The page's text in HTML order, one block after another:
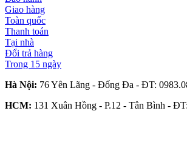
Giao hàng
Toàn quốc
Thanh toán
Tại nhà
Đổi trả hàng
Trong 15 ngày
Hà Nội: 76 Yên Lãng - Đống Đa - ĐT:
HCM: 131 Xuân Hồng - P.12 - Tân Bình - ĐT: